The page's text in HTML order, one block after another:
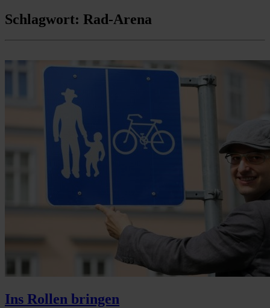
Schlagwort: Rad-Arena
Ins Rollen bringen